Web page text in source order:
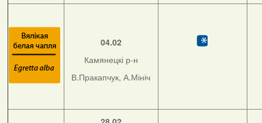
04.02
Камянецкі р-н
В.Пракапчук, А.Мініч